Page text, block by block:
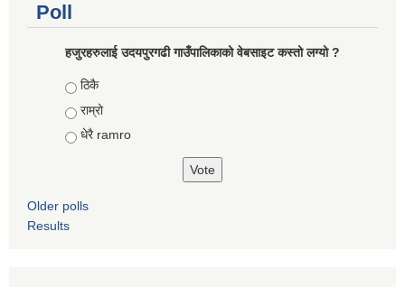
Poll
हजुरहरुलाई उदयपुरगढी गाउँपालिकाको वेबसाइट कस्तो लग्यो ?
Choices
ठिकै
राम्रो
धेरै ramro
Older polls
Results